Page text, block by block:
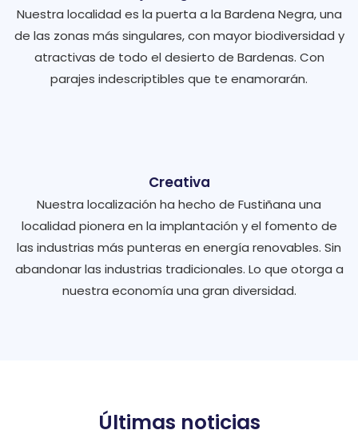
Nuestra localidad es la puerta a la Bardena Negra, una
de las zonas más singulares, con mayor biodiversidad y
atractivas de todo el desierto de Bardenas. Con
parajes indescriptibles que te enamorarán.
Creativa
Nuestra localización ha hecho de Fustiñana una
localidad pionera en la implantación y el fomento de
las industrias más punteras en energía renovables. Sin
abandonar las industrias tradicionales. Lo que otorga a
nuestra economía una gran diversidad.
Últimas noticias